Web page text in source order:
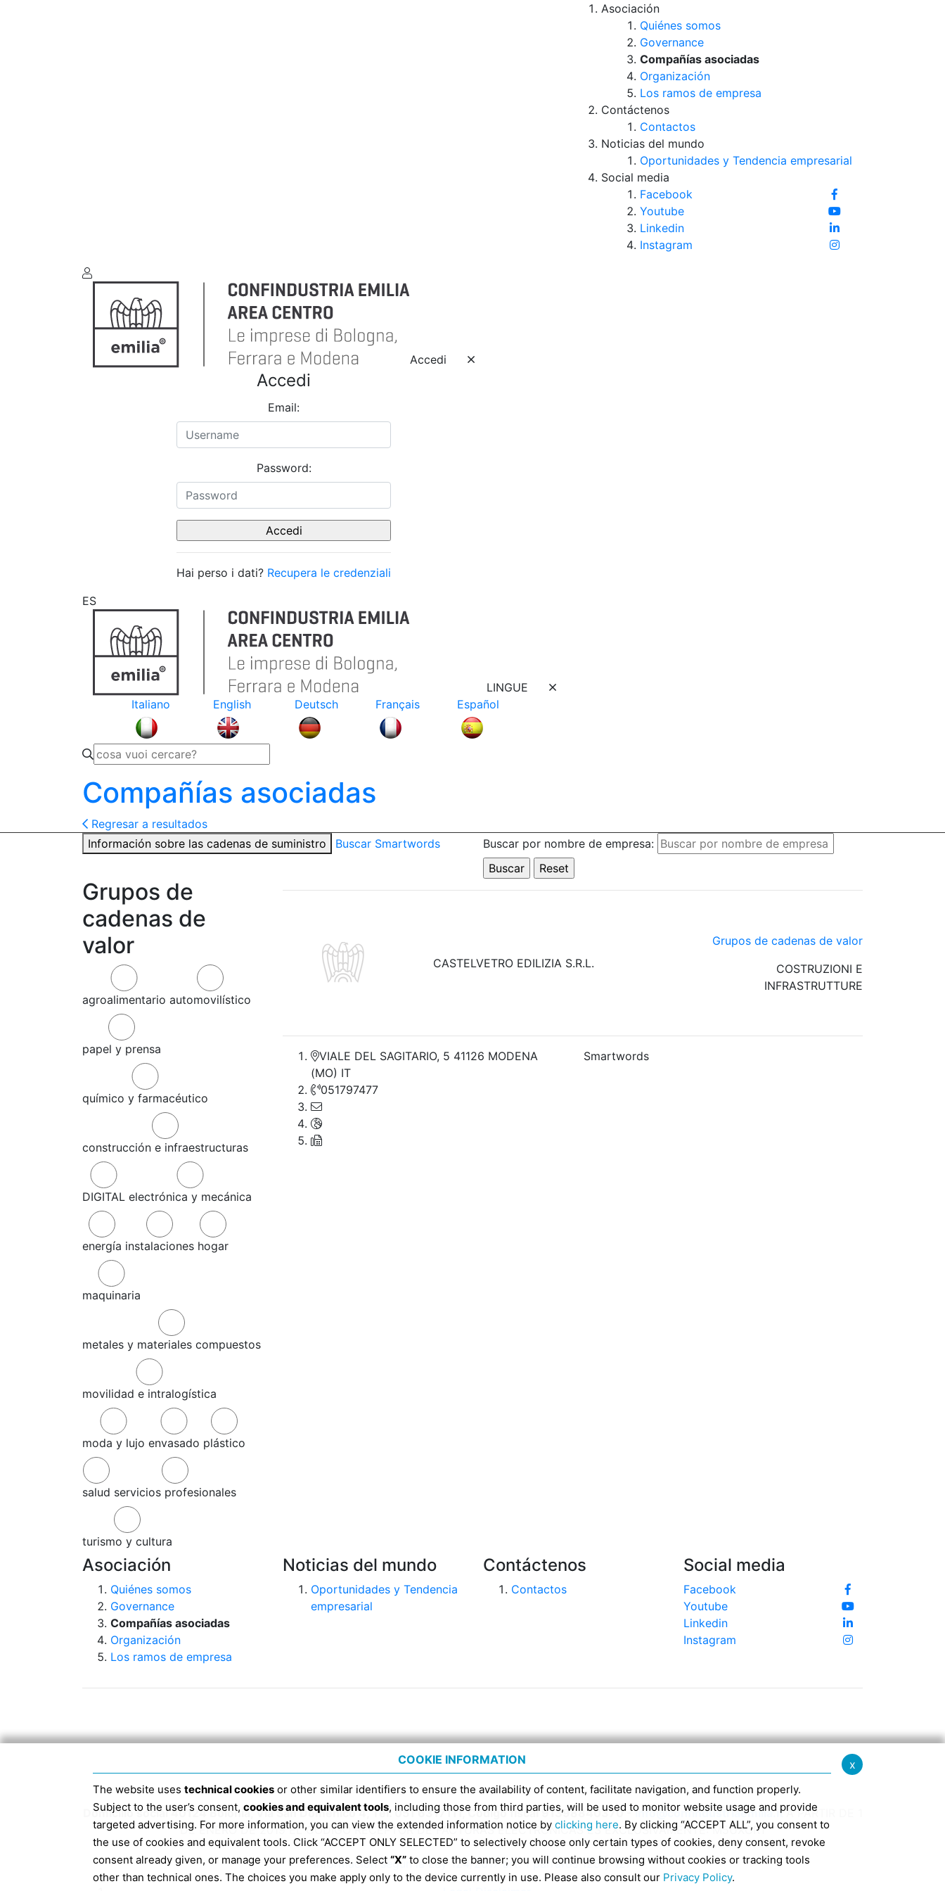
Asociación
Quiénes somos
Governance
Compañías asociadas
Organización
Los ramos de empresa
Contáctenos
Contactos
Noticias del mundo
Oportunidades y Tendencia empresarial
Social media
Facebook
Youtube
Linkedin
Instagram
Accedi
Accedi
Email:
Password:
Hai perso i dati? Recupera le credenziali
ES
LINGUE
Italiano
English Deutsch Français Español
Compañías asociadas
Regresar a resultados
Información sobre las cadenas de suministro
Buscar Smartwords Buscar por nombre de empresa:
Grupos de
cadenas de
valor
agroalimentario automovilístico
papel y prensa
químico y farmacéutico
construcción e infraestructuras
DIGITAL electrónica y mecánica
energía instalaciones hogar
maquinaria
metales y materiales compuestos
movilidad e intralogística
moda y lujo envasado plástico
salud servicios profesionales
turismo y cultura
CASTELVETRO EDILIZIA S.R.L.
Grupos de cadenas de valor
COSTRUZIONI E
INFRASTRUTTURE
VIALE DEL SAGITARIO, 5 41126 MODENA
(MO) IT
051797477
Smartwords
Asociación
Quiénes somos
Governance
Compañías asociadas
Organización
Los ramos de empresa
Noticias del mundo
Oportunidades y Tendencia
empresarial
Contáctenos
Contactos
Social media
Facebook
Youtube
Linkedin
Instagram
Domicilio social 40124 Bolonia, Via San Domenico 4, Tel. 051 6317111, Código fiscal 91398840370 -info@confindustriaemilia.it A PARTIR DE 1
DE ENERO DE 2019 EL CÓDIGO RECEPTOR DE FACTURAS ELECTRÓNICAS ES EXCLUSIVAMENTE: M5UXCR1
Información según la Ley 124/2017 art. 1 párrafos 125 y 127
x
COOKIE INFORMATION
The website uses technical cookies or other similar identifiers to ensure the availability of content, facilitate navigation, and function properly.
Subject to the user’s consent, cookies and equivalent tools, including those from third parties, will be used to monitor website usage and provide
targeted advertising. For more information, you can view the extended information notice by clicking here. By clicking “ACCEPT ALL”, you consent to
the use of cookies and equivalent tools. Click “ACCEPT ONLY SELECTED” to selectively choose only certain types of cookies, deny consent, revoke
consent already given, or manage your preferences. Select “X” to close the banner; you will continue browsing without cookies or tracking tools
other than technical ones. The choices you make apply only to the device currently in use. Please also consult our Privacy Policy.